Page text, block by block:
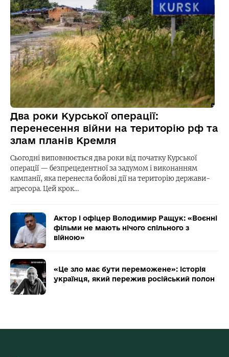
Два роки Курської операції:
перенесення війни на територію рф та
злам планів Кремля
Сьогодні виповнюється два роки від початку Курської
операції — безпрецедентної за задумом і виконанням
кампанії, яка перенесла бойові дії на територію держави-
агресора. Цей крок…
Актор і офіцер Володимир Ращук: «Воєнні
фільми не мають нічого спільного з
війною»
«Це зло має бути переможене»: історія
українця, який пережив російський полон